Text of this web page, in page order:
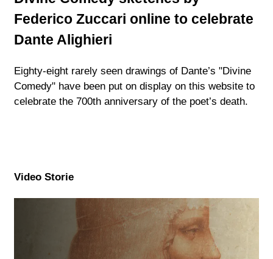
Federico Zuccari online to celebrate
Dante Alighieri
Eighty-eight rarely seen drawings of Dante’s "Divine
Comedy" have been put on display on this website to
celebrate the 700th anniversary of the poet’s death.
Video Storie